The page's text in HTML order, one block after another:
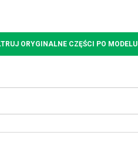
ORYGINALNE CZĘŚCI PO MODELU